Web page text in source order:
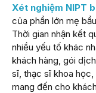
Xét nghiệm NIPT
của phần lớn mẹ
Thời gian nhận kết
nhiều yếu tố khác
khách hàng, gói
sĩ, thạc sĩ khoa
mang đến cho